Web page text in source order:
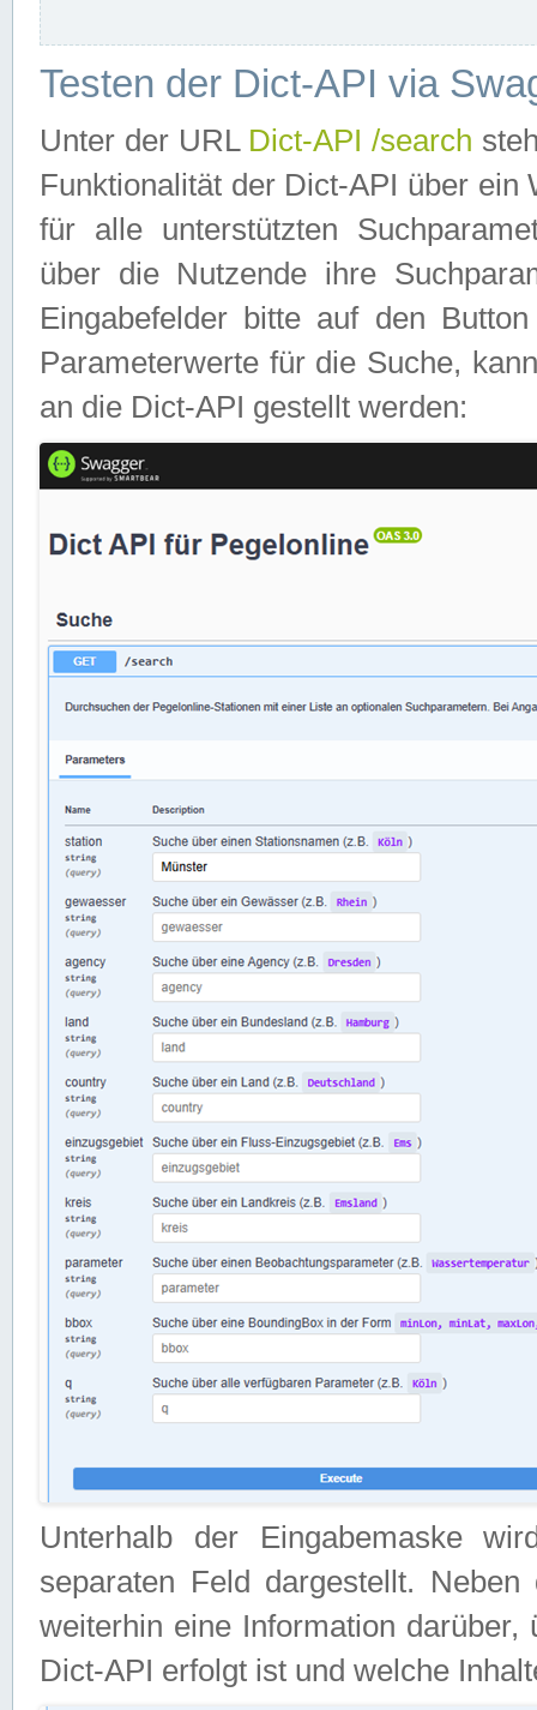
Testen der Dict-API via
Unter der URL Dict-API /search
Funktionalität der Dict-API über
für alle unterstützten
über die Nutzende ihre
Eingabefelder bitte auf den
Parameterwerte für die Suche,
an die Dict-API gestellt werden:
Unterhalb der Eingabemaske
separaten Feld dargestellt.
weiterhin eine Information
Dict-API erfolgt ist und welche